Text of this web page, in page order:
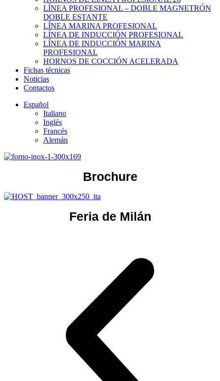
LÍNEA PROFESIONAL – DOBLE MAGNETRÓN
DOBLE ESTANTE
LÍNEA MARINA PROFESIONAL
LÍNEA DE INDUCCIÓN PROFESIONAL
LÍNEA DE INDUCCIÓN MARINA
PROFESIONAL
HORNOS DE COCCIÓN ACELERADA
Fichas técnicas
Noticias
Contactos
Español
Italiano
Inglés
Francés
Alemán
Brochure
Feria de Milán